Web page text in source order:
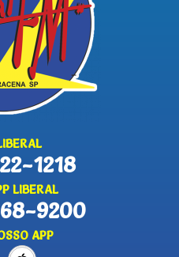
1218
LIBERAL
9200
APP